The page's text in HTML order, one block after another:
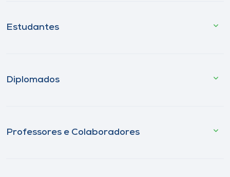
Estudantes
Diplomados
Professores e Colaboradores